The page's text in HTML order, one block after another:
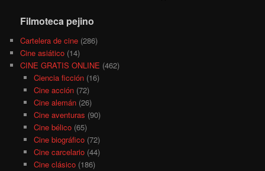
Filmoteca pejino
Cartelera de cine (286)
Cine asiático (14)
CINE GRATIS ONLINE (462)
Ciencia ficción(16)
Cine acción(72)
Cine alemán(26)
Cine aventuras (90)
Cine bélico(65)
Cine biográfico(72)
Cine carcelario(44)
Cine clásico(186)